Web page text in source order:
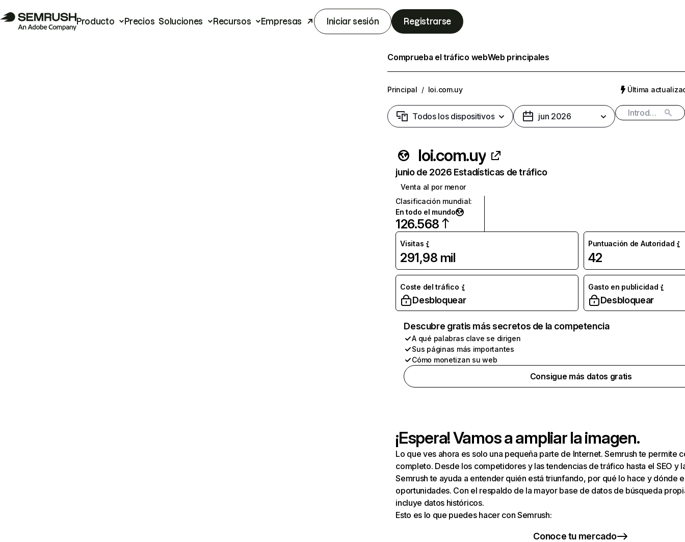
Producto Precios Soluciones Recursos Empresas Iniciar sesión Registrarse
Comprueba el tráfico webWeb principales
Principal / loi.com.uy Última
Todos los dispositivos jun 2026
loi.com.uy
junio de 2026 Estadísticas de tráfico
Venta al por menor
Clasificación mundial:
En todo el mundo
126.568
Visitas
291,98 mil
Puntuación de Autoridad
42
Coste del tráfico
Desbloquear
Gasto en publicidad
Desbloquear
Descubre gratis más secretos de la competencia
A qué palabras clave se dirigen
Sus páginas más importantes
Cómo monetizan su web
Consigue más datos gratis
¡Espera! Vamos a ampliar la imagen.
Lo que ves ahora es solo una pequeña parte de Internet. Semrush te permite
completo. Desde los competidores y las tendencias de tráfico hasta el SEO y
Semrush te ayuda a entender quién está triunfando, por qué lo hace y dónde
oportunidades. Con el respaldo de la mayor base de datos de búsqueda
incluye datos históricos.
Esto es lo que puedes hacer con Semrush:
Conoce tu mercado